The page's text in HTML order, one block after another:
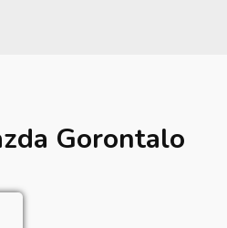
Gorontalo